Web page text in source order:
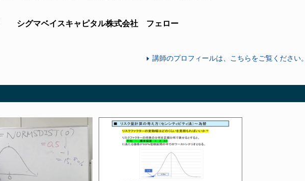
シグマベイスキャピタル株式会社 フェロー
講師のプロフィールは、こちらをご覧ください